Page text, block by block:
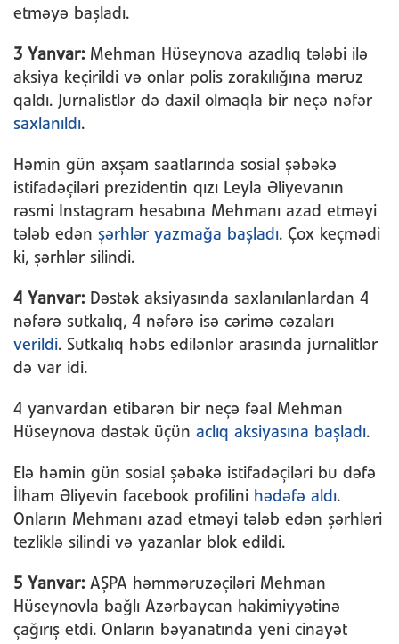
etməyə başladı.
3 Yanvar: Mehman Hüseynova azadlıq tələbi ilə
aksiya keçirildi və onlar polis zorakılığına məruz
qaldı. Jurnalistlər də daxil olmaqla bir neçə nəfər
saxlanıldı.
Həmin gün axşam saatlarında sosial şəbəkə
istifadəçiləri prezidentin qızı Leyla Əliyevanın
rəsmi Instagram hesabına Mehmanı azad etməyi
tələb edən şərhlər yazmağa başladı. Çox keçmədi
ki, şərhlər silindi.
4 Yanvar: Dəstək aksiyasında saxlanılanlardan 4
nəfərə sutkalıq, 4 nəfərə isə cərimə cəzaları
verildi. Sutkalıq həbs edilənlər arasında jurnalitlər
də var idi.
4 yanvardan etibarən bir neçə fəal Mehman
Hüseynova dəstək üçün aclıq aksiyasına başladı.
Elə həmin gün sosial şəbəkə istifadəçiləri bu dəfə
İlham Əliyevin facebook profilini hədəfə aldı.
Onların Mehmanı azad etməyi tələb edən şərhləri
tezliklə silindi və yazanlar blok edildi.
5 Yanvar: AŞPA həmməruzəçiləri Mehman
Hüseynovla bağlı Azərbaycan hakimiyyətinə
çağırış etdi. Onların bəyanatında yeni cinayət